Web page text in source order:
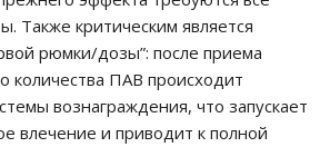
Также критическим является
рюмки/дозы”: после приема
количества ПАВ происходит
вознаграждения, что запускает
влечение и приводит к полной